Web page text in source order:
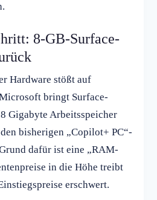
8-GB-Surface-
Hardware stößt auf
bringt Surface-
Gigabyte Arbeitsspeicher
bisherigen „Copilot+ PC“-
dafür ist eine „RAM-
in die Höhe treibt
erschwert.